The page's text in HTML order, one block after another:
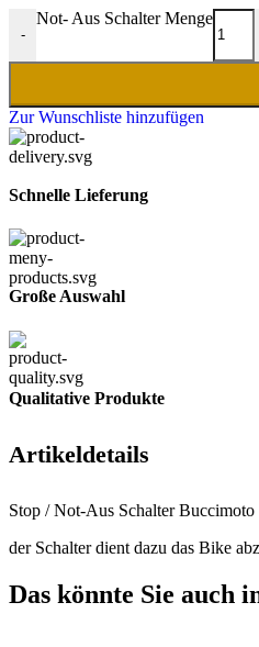
-
Not- Aus Schalter Menge
Zur Wunschliste hinzufügen
Schnelle Lieferung
Große Auswahl
Qualitative Produkte
Artikeldetails
Stop / Not-Aus Schalter Buccimoto
der Schalter dient dazu das Bike
Das könnte Sie auch